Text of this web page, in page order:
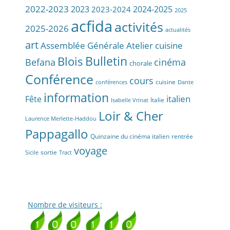
2022-2023 2023 2023-2024 2024-2025 2025
2025-2026 acfida activités actualités
artAssemblée Générale Atelier cuisine
Befana Blois Bulletin chorale cinéma
Conférence conférences cours cuisine Dante
Fête information Isabelle Vrinat Italie italien
Laurence Merlette-Haddou Loir & Cher
Pappagallo Quinzaine du cinéma italien rentrée
Sicile sortie Tract voyage
Nombre de visiteurs :